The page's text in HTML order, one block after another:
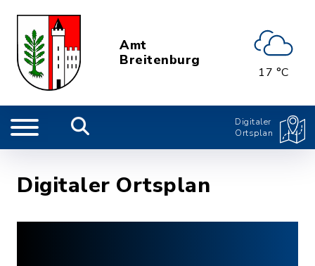
Amt
Breitenburg
17 °C
Digitaler
Ortsplan
Digitaler Ortsplan